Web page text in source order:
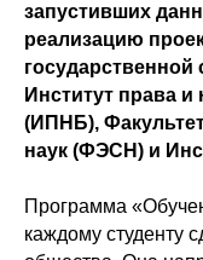
запустивших
реализацию
Институт права
(ИПНБ),
наук (ФЭСН) и
Программа
каждому студенту